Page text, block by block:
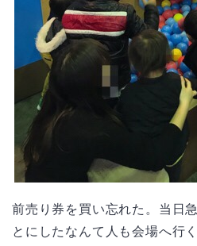
前売り券を買い忘れた。当日
とにしたなんて人も会場へ行